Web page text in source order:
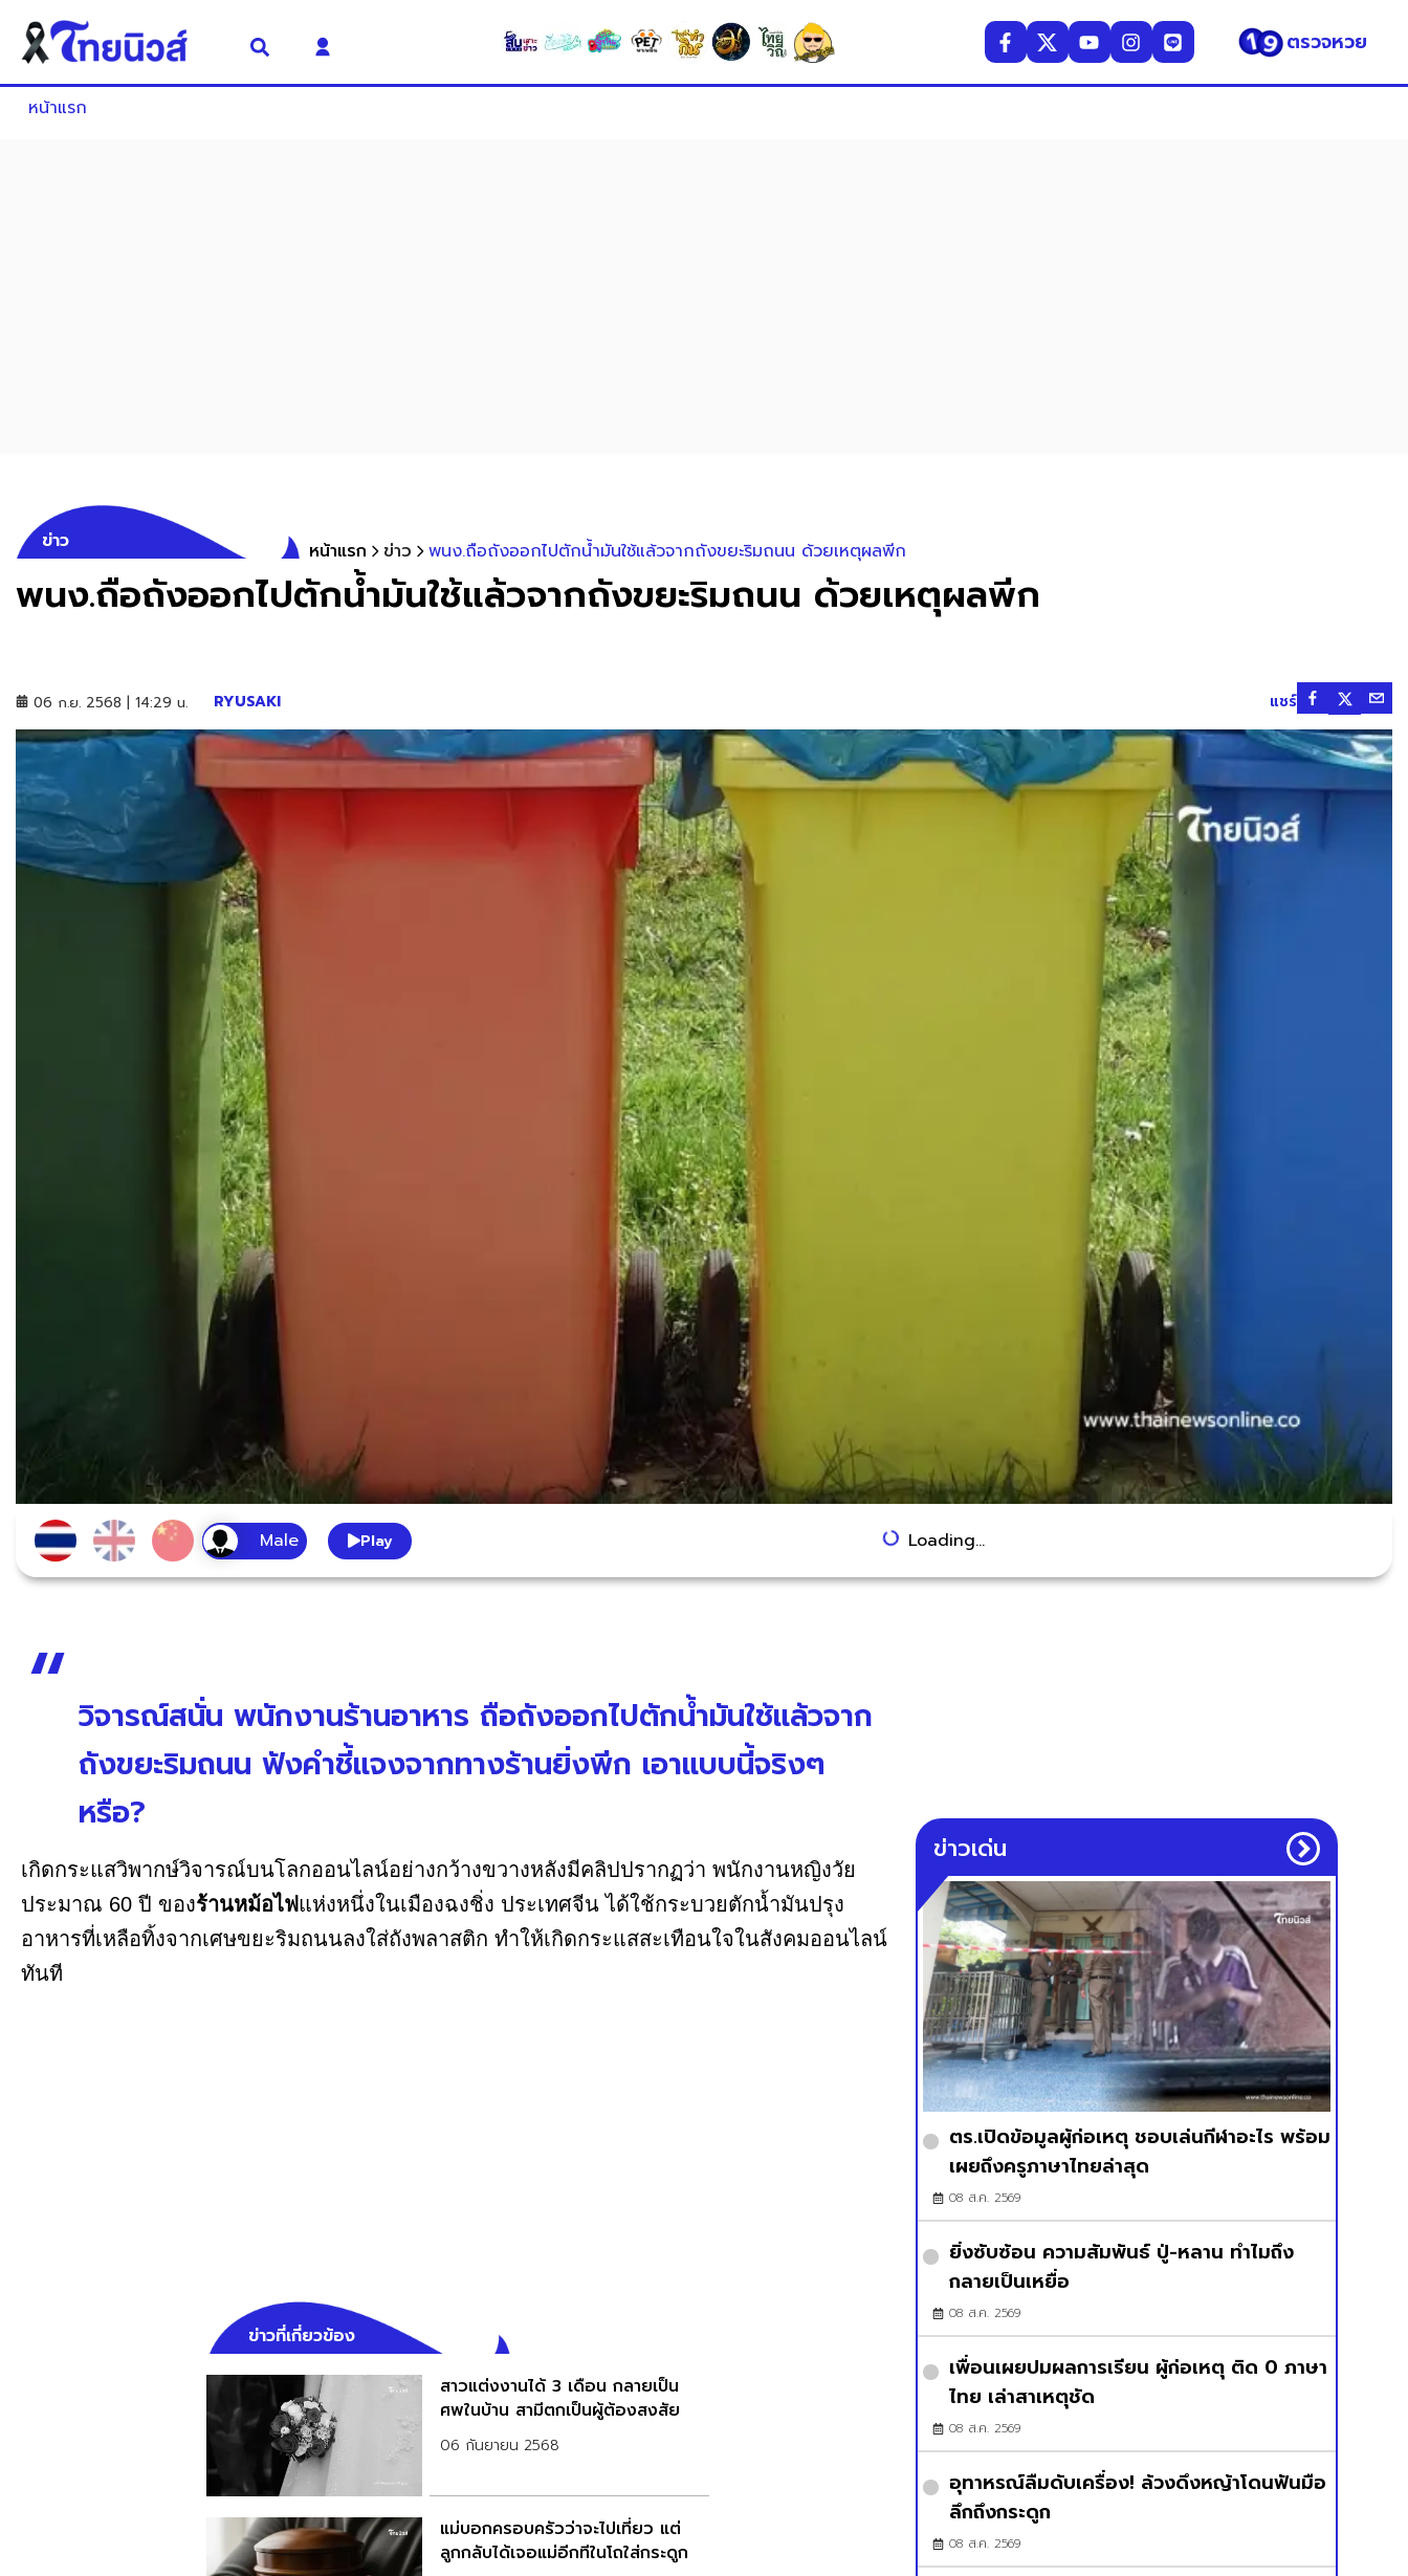
ตรวจหวย
หน้าแรก
ข่าว หน้าแรก ข่าว พนง.ถือถังออกไปตักน้ำมันใช้แล้วจากถังขยะริมถนน ด้วยเหตุผลพีก
พนง.ถือถังออกไปตักน้ำมันใช้แล้วจากถังขยะริมถนน ด้วยเหตุผลพีก
06 ก.ย. 2568 | 14:29 น. RYUSAKI แชร์
Play Loading...
วิจารณ์สนั่น พนักงานร้านอาหาร ถือถังออกไปตักน้ำมันใช้แล้วจาก
ถังขยะริมถนน ฟังคำชี้แจงจากทางร้านยิ่งพีก เอาแบบนี้จริงๆ
หรือ?
เกิดกระแสวิพากษ์วิจารณ์บนโลกออนไลน์อย่างกว้างขวางหลังมีคลิปปรากฏว่า พนักงานหญิงวัย
ประมาณ 60 ปี ของร้านหม้อไฟแห่งหนึ่งในเมืองฉงชิ่ง ประเทศจีน ได้ใช้กระบวยตักน้ำมันปรุง
อาหารที่เหลือทิ้งจากเศษขยะริมถนนลงใส่ถังพลาสติก ทำให้เกิดกระแสสะเทือนใจในสังคมออนไลน์
ทันที
ข่าวที่เกี่ยวข้อง
สาวแต่งงานได้ 3 เดือน กลายเป็น
ศพในบ้าน สามีตกเป็นผู้ต้องสงสัย
06 กันยายน 2568
แม่บอกครอบครัวว่าจะไปเที่ยว แต่
ลูกกลับได้เจอแม่อีกทีในโถใส่กระดูก
ข่าวเด่น
ตร.เปิดข้อมูลผู้ก่อเหตุ ชอบเล่นกีฬาอะไร พร้อม
เผยถึงครูภาษาไทยล่าสุด
08 ส.ค. 2569
ยิ่งซับซ้อน ความสัมพันธ์ ปู่-หลาน ทำไมถึง
กลายเป็นเหยื่อ
08 ส.ค. 2569
เพื่อนเผยปมผลการเรียน ผู้ก่อเหตุ ติด 0 ภาษา
ไทย เล่าสาเหตุชัด
08 ส.ค. 2569
อุทาหรณ์ลืมดับเครื่อง! ล้วงดึงหญ้าโดนฟันมือ
ลึกถึงกระดูก
08 ส.ค. 2569